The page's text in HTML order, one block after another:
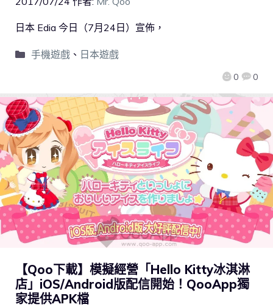
0 0
日本 Edia 今日（7月24日）宣佈，
手機遊戲、 日本遊戲
【Qoo下載】模擬經營「Hello Kitty冰淇淋
店」iOS/Android版配信開始！QooApp獨
家提供APK檔